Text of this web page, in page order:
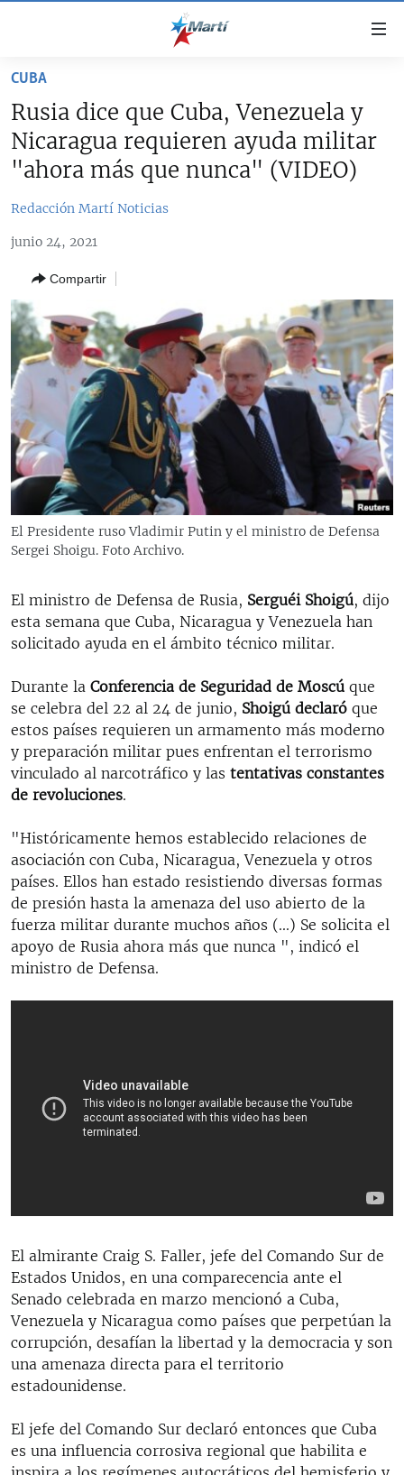
accesibilidad
contenido
principal
navegación
principal
la
búsqueda
CUBA
CUBA
SOBRE CUBA
ESTADOS UNIDOS
DEPORTES
ARTE Y ENTRETENIMIENTO
OPINIÓN GRÁFICA
AUDIOVISUALES MARTÍ
RADIO MARTÍ
ESPECIALES
ESPECIALES
LA REALIDAD DE LA VIVIENDA EN CUBA
SER VIEJO EN CUBA
LOS SANTOS DE HIALEAH
DESINFORMACIÓN RUSA EN AMÉRICA LATINA
LA INVASIÓN DE RUSIA A UCRANIA
MULTIMEDIA
EDITORIALES
CUBA
Rusia dice que Cuba, Venezuela y
Nicaragua requieren ayuda militar
"ahora más que nunca" (VIDEO)
Redacción Martí Noticias
junio 24, 2021
Compartir
El Presidente ruso Vladimir Putin y el ministro de Defensa
Sergei Shoigu. Foto Archivo.
El ministro de Defensa de Rusia, Serguéi Shoigú, dijo
esta semana que Cuba, Nicaragua y Venezuela han
solicitado ayuda en el ámbito técnico militar.
Durante la Conferencia de Seguridad de Moscú que
se celebra del 22 al 24 de junio, Shoigú declaró que
estos países requieren un armamento más moderno
y preparación militar pues enfrentan el terrorismo
vinculado al narcotráfico y las tentativas constantes
de revoluciones.
"Históricamente hemos establecido relaciones de
asociación con Cuba, Nicaragua, Venezuela y otros
países. Ellos han estado resistiendo diversas formas
de presión hasta la amenaza del uso abierto de la
fuerza militar durante muchos años (...) Se solicita el
apoyo de Rusia ahora más que nunca ", indicó el
ministro de Defensa.
El almirante Craig S. Faller, jefe del Comando Sur de
Estados Unidos, en una comparecencia ante el
Senado celebrada en marzo mencionó a Cuba,
Venezuela y Nicaragua como países que perpetúan la
corrupción, desafían la libertad y la democracia y son
una amenaza directa para el territorio
estadounidense.
El jefe del Comando Sur declaró entonces que Cuba
es una influencia corrosiva regional que habilita e